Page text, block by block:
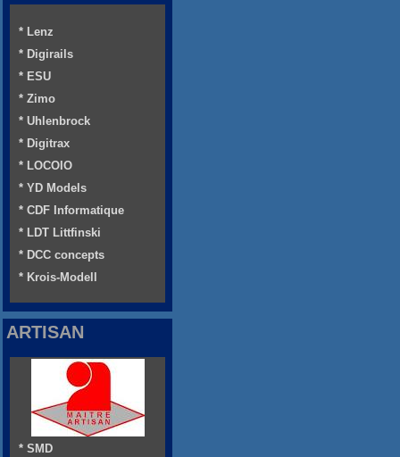
* Lenz
* Digirails
* ESU
* Zimo
* Uhlenbrock
* Digitrax
* LOCOIO
* YD Models
* CDF Informatique
* LDT Littfinski
* DCC concepts
* Krois-Modell
ARTISAN
* SMD